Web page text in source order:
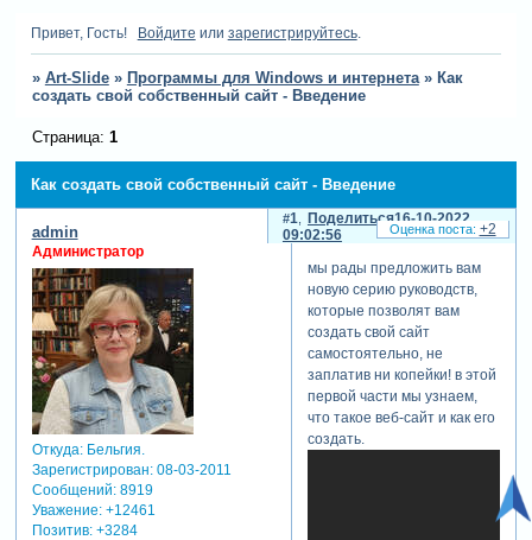
Привет, Гость! Войдите или зарегистрируйтесь.
» Art-Slide » Программы для Windows и интернета » Как
создать свой собственный сайт - Введение
Как создать свой собственный сайт - Введение
Страница: 1
Поделиться
1
16-10-2022
09:02:56
admin
Администратор
Откуда:Бельгия.
Зарегистрирован: 08-03-2011
Сообщений:8919
Уважение: +12461
Позитив: +3284
мы рады предложить вам
новую серию руководств,
которые позволят вам
создать свой сайт
самостоятельно, не
заплатив ни копейки! в этой
первой части мы узнаем,
что такое веб-сайт и как его
создать.
+2